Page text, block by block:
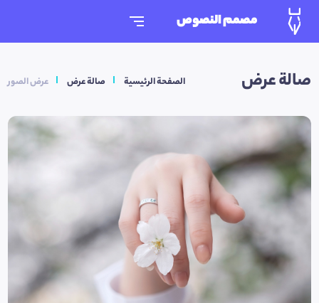
مصمم النصوص
صالة عرض الصفحة الرئيسية صالة عرض عرض الصور